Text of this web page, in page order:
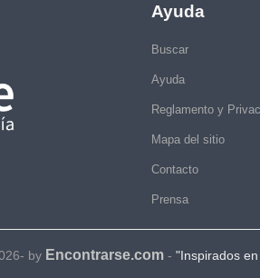
Ayuda
Buscar
Ayuda
Reglamento y
Mapa del sitio
Contacto
Prensa
by Encontrarse.com- "Inspirados